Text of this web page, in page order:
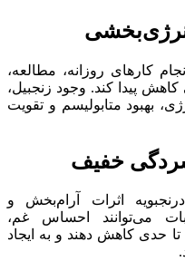
کارهای روزانه، مطالعه،
پیدا کند. وجود زنجبیل،
بهبود متابولیسم و تقویت
خفیف
اثرات آرام‌بخش و
می‌توانند احساس غم،
حدی کاهش دهند و به ایجاد